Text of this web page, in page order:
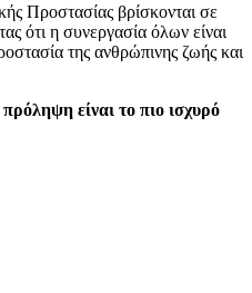
Προστασίας βρίσκονται σε
ότι η συνεργασία όλων είναι
της ανθρώπινης ζωής και
είναι το πιο ισχυρό